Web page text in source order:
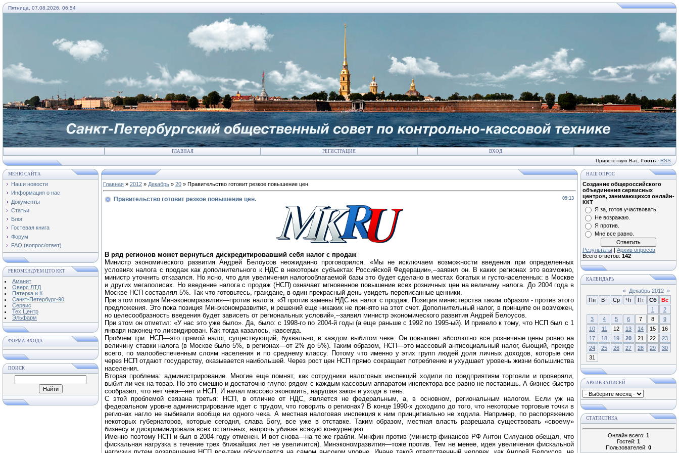
Пятница, 07.08.2026, 06:54
ГЛАВНАЯ РЕГИСТРАЦИЯ ВХОД
Приветствую Вас Гость · RSS
МЕНЮ САЙТА
Наши новости
Информация о нас
Документы
Статьи
Блог
Гостевая книга
Форум
FAQ (вопрос/ответ)
РЕКОМЕНДУЕМ ЦТО ККТ
Аманит
Оверс ЛТД
Пятерка и К
Санкт-Петербург-90
Сервис
Тех Центр
Эльфарм
ФОРМА ВХОДА
ПОИСК
Главная » 2012 » Декабрь » 20 » Правительство готовит резкое повышение цен.
09:13
Правительство готовит резкое повышение цен.
В ряд регионов может вернуться дискредитировавший себя налог с продаж
Министр экономического развития Андрей Белоусов неожиданно проговорился. «Мы не исключаем возможности введения при определенных
условиях налога с продаж как дополнительного к НДС в некоторых субъектах Российской Федерации»,--заявил он. В каких регионах это возможно,
министр уточнить отказался. Но ясно, что для увеличения налогооблагаемой базы это будет сделано в местах богатых и густонаселенных: в Москве
и других мегаполисах. Но введение налога с продаж (НСП) означает мгновенное повышение всех розничных цен на величину налога. До 2004 года в
Москве НСП составлял 5%. Так что готовьтесь, граждане, в один прекрасный день увидеть переписанные ценники.
При этом позиция Минэкономразвития—против налога. «Я против замены НДС на налог с продаж. Позиция министерства таким образом - против этого
предложения. Это пока позиция Минэкономразвития, и решений еще никаких не принято на этот счет. Дополнительный налог, в принципе он возможен,
но целесообразность введения будет зависеть от региональных условий»,--заявил министр экономического развития Андрей Белоусов.
При этом он отметил: «У нас это уже было». Да, было: с 1998-го по 2004-й годы (а еще раньше с 1992 по 1995-ый). И привело к тому, что НСП был с 1
января наконец-то ликвидирован. Как тогда казалось, навсегда.
Проблем три. НСП—это прямой налог, существующий, буквально, в каждом выбитом чеке. Он повышает абсолютно все розничные цены ровно на
величину ставки налога (в Москве было 5%, в регионах—от 2% до 5%). Таким образом, НСП—это массовый антисоциальный налог, бьющий, прежде
всего, по малообеспеченным слоям населения и по среднему классу. Потому что именно у этих групп людей доля личных доходов, которые они
через НСП отдают государству, оказывается наибольшей. Через рост цен НСП прямо сокращает потребление и ухудшает уровень жизни большинства
населения.
Вторая проблема: администрирование. Многие еще помнят, как сотрудники налоговых инспекций ходили по предприятиям торговли и проверяли,
выбит ли чек на товар. Но это смешно и достаточно глупо: рядом с каждым кассовым аппаратом инспектора все равно не поставишь. А бизнес быстро
сообразил, что нет чека—нет и НСП. И начал массово экономить, нарушая закон и уходя в тень.
С этой проблемой связана третья: НСП, в отличие от НДС, является не федеральным, а, в основном, региональным налогом. Если уж на
федеральном уровне администрирование идет с трудом, что говорить о регионах? В конце 1990-х доходило до того, что некоторые торговые точки в
регионах нагло не выбивали вообще ни одного чека. А местная налоговая инспекция к ним принципиально не ходила. Например, по распоряжению
некоторых губернаторов, которые сегодня, слава Богу, все уже в отставке. Таким образом, местная власть разрешала существовать «своему»
бизнесу и дискриминировала всех остальных, напрочь убивая всякую конкуренцию.
Именно поэтому НСП и был в 2004 году отменен. И вот снова—на те же грабли. Минфин против (министр финансов РФ Антон Силуанов обещал, что
фискальная нагрузка в течение трех ближайших лет не увеличится). Минэкономразвития—тоже против. Тем не менее, идея увеличения фискальной
НАШ ОПРОС
Создание общероссийского
объединения сервисных
центров, занимающихся онлайн-
ККТ
Я за, готов участвовать.
Не возражаю.
Я против.
Мне все равно.
Результаты | Архив опросов
Всего ответов: 142
КАЛЕНДАРЬ
« Декабрь 2012 »
Пн
Вт Ср Чт Пт Сб
Вс
1
2
3
4 5 6 7 8
9
10
11 12 13 14 15
16
17
18 19 20 21 22
23
24
25 26 27 28 29
30
31
АРХИВ ЗАПИСЕЙ
СТАТИСТИКА
Онлайн всего: 1
Гостей: 1
Пользователей: 0